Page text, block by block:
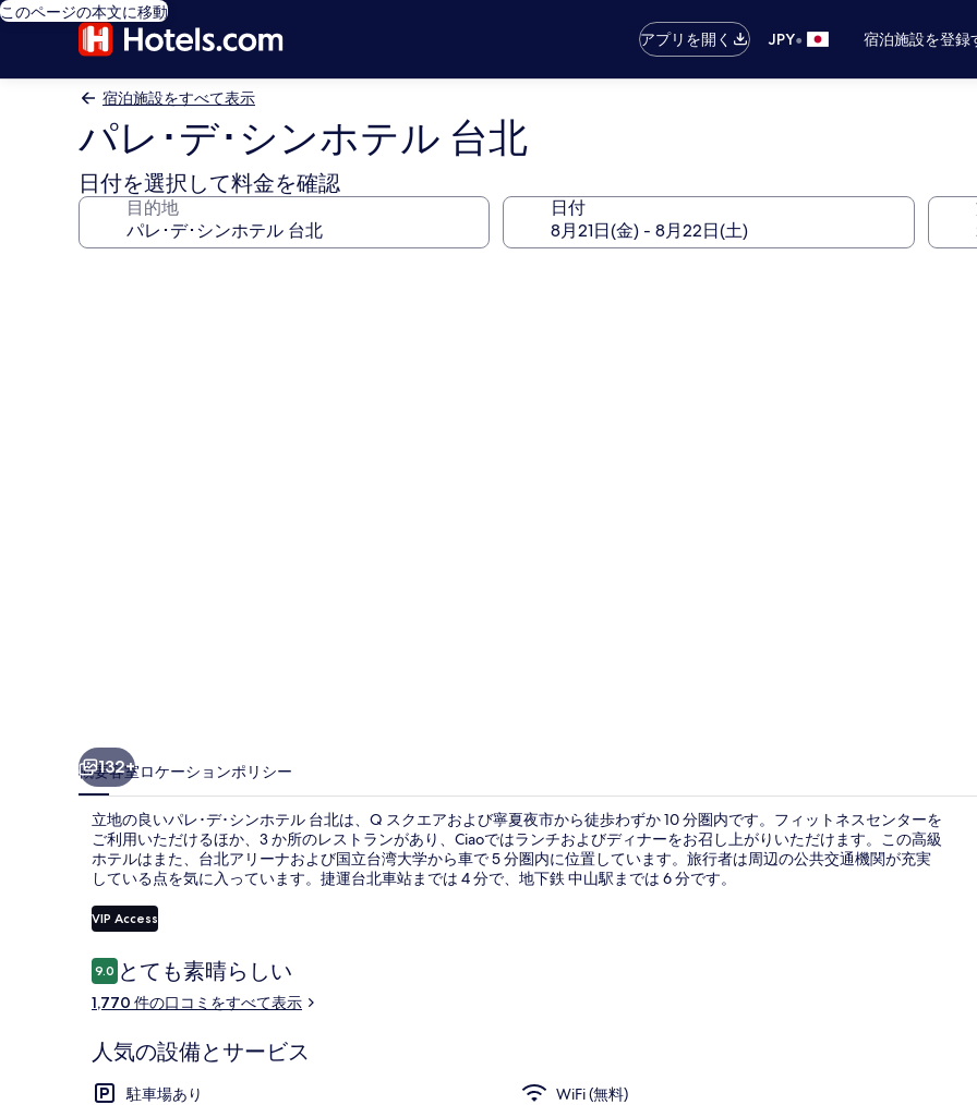
このページの本文に移動
アプリを開く
JPY• 宿泊施設を登録
宿泊施設をすべて表示
パレ･デ･シンホテル 台北
日付を選択して料金を確認
目的地 日付
ャ
ラ
リ
ー
132+
概要客室ロケーションポリシー
立地の良いパレ･デ･シンホテル 台北は、Q スクエアおよび寧夏夜市から徒歩わずか 10 分圏内です。フィットネスセンターを
ご利用いただけるほか、3 か所のレストランがあり、Ciaoではランチおよびディナーをお召し上がりいただけます。この高級
ホテルはまた、台北アリーナおよび国立台湾大学から車で 5 分圏内に位置しています。旅行者は周辺の公共交通機関が充実
している点を気に入っています。捷運台北車站までは 4 分で、地下鉄 中山駅までは 6 分です。
VIP Access
口
コ
ミ
9.010段階中9.0
とても素晴らしい
1,770 件の口コミをすべて表示
人気の設備とサービス
駐車場あり
WiFi (無料)